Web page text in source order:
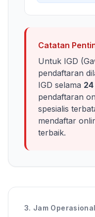
Catatan
Untuk IGD
pendaftaran
IGD selama
pendaftaran
spesialis
mendaftar
terbaik.
3. Jam